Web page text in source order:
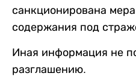
санкционирована
содержания под
Иная информация не
разглашению.